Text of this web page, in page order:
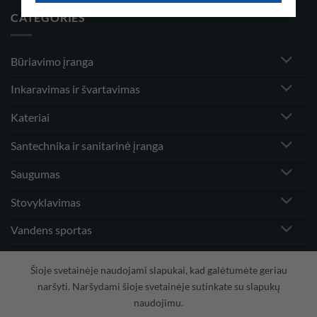
CATEGORIES
Būriavimo įranga
Inkaravimas ir švartavimas
Kateriai
Santechnika ir sanitarinė įranga
Saugumas
Stovyklavimas
Vandens sportas
PayPal
Šioje svetainėje naudojami slapukai, kad galėtumėte geriau
naršyti. Naršydami šioje svetainėje sutinkate su slapukų
naudojimu.